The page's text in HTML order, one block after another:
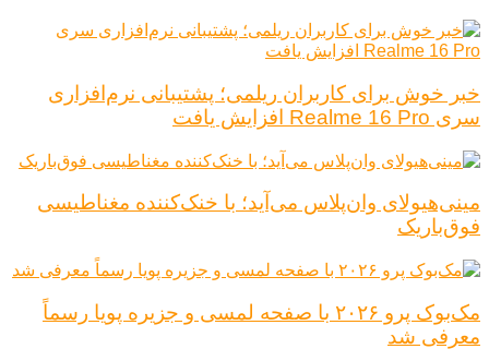
خبر خوش برای کاربران ریلمی؛ پشتیبانی نرم‌افزاری
سری Realme 16 Pro افزایش یافت
مینی‌هیولای وان‌پلاس می‌آید؛ با خنک‌کننده مغناطیسی
فوق‌باریک
مک‌بوک پرو ۲۰۲۶ با صفحه لمسی و جزیره پویا رسماً
معرفی شد